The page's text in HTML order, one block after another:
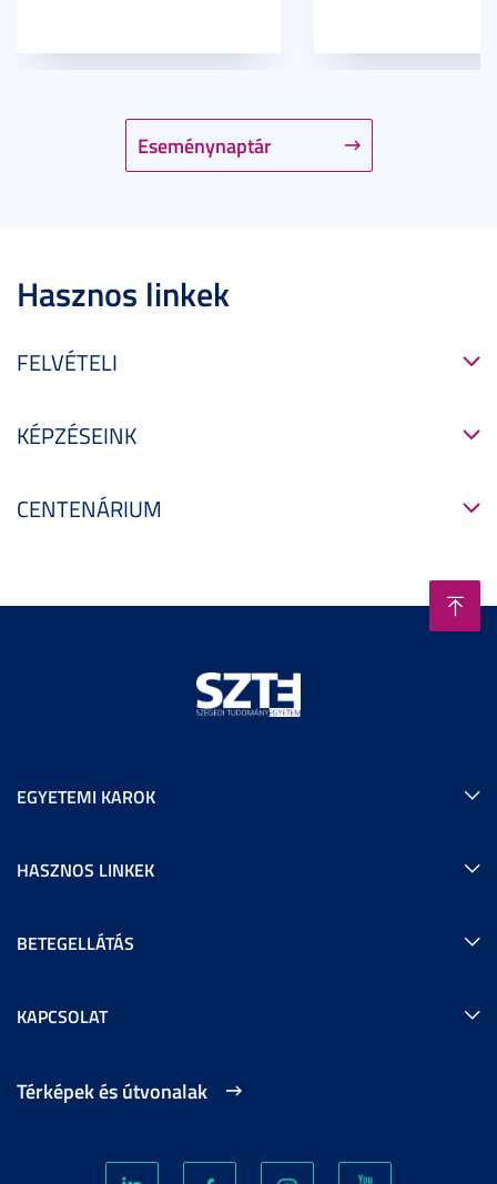
Eseménynaptár
Hasznos linkek
FELVÉTELI
KÉPZÉSEINK
CENTENÁRIUM
EGYETEMI KAROK
HASZNOS LINKEK
BETEGELLÁTÁS
KAPCSOLAT
Térképek és útvonalak